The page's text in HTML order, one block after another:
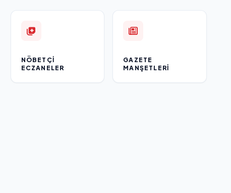
NÖBETÇI
ECZANELER
GAZETE
MANŞETLERI